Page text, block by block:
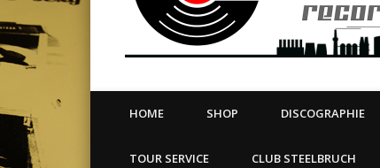
HOME SHOP DISCOGRAPHIE
TOUR SERVICE CLUB STEELBRUCH